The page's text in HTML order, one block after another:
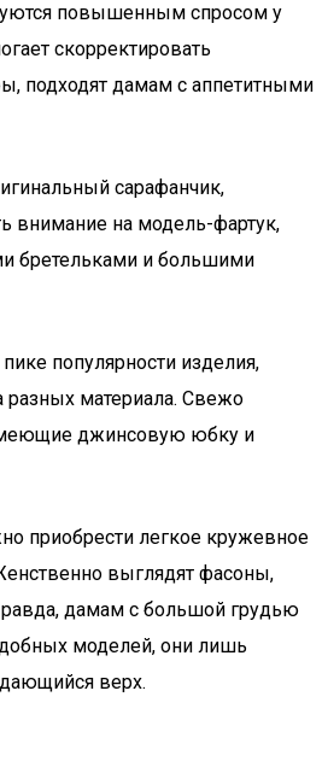
повышенным спросом у
скорректировать
подходят дамам с аппетитными
сарафанчик,
внимание на модель-фартук,
бретельками и большими
популярности изделия,
материала. Свежо
джинсовую юбку и
приобрести легкое кружевное
выглядят фасоны,
дамам с большой грудью
моделей, они лишь
верх.